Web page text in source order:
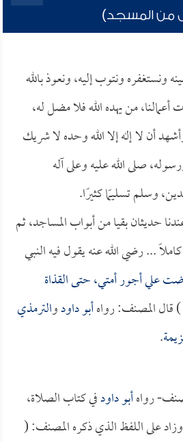
من المسجد)
ونستغفره ونتوب إليه، ونعوذ بالله
من يهده الله فلا مضل له،
أن لا إله إلا الله وحده لا شريك
صلى الله عليه وعلى آله
وسلم تسليمًا كثيرًا.
حديثان بقيا من أبواب المساجد، ثم
... رضي الله عنه يقول فيه النبي
علي أجور أمتي، حتى القذاة
) قال المصنف: رواهأبو داودوالترمذي
. ‏
رواهأبو داودفي كتاب الصلاة،
على اللفظ الذي ذكره المصنف: (